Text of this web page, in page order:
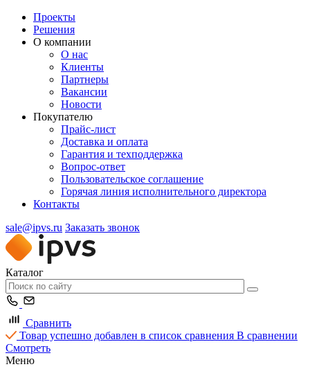
Проекты
Решения
О компании
О нас
Клиенты
Партнеры
Вакансии
Новости
Покупателю
Прайс-лист
Доставка и оплата
Гарантия и техподдержка
Вопрос-ответ
Пользовательское соглашение
Горячая линия исполнительного директора
Контакты
sale@ipvs.ru Заказать звонок
Каталог
Сравнить
Товар успешно добавлен в список сравнения В сравнении
Смотреть
Меню